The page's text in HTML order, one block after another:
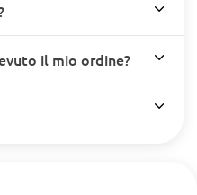
il mio ordine?